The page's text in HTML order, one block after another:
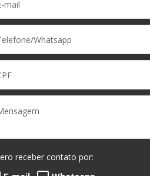
receber contato por: